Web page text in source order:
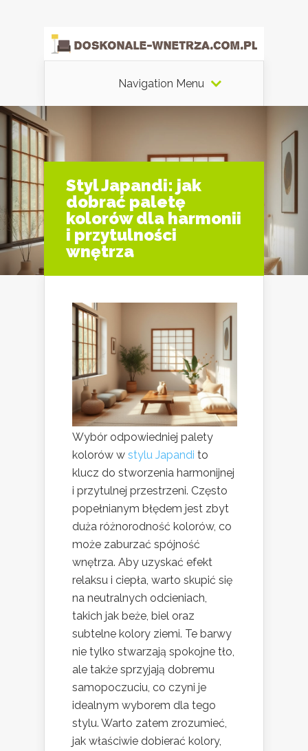
Navigation Menu
Styl Japandi: jak
dobrać paletę
kolorów dla harmonii
i przytulności
wnętrza
Wybór odpowiedniej palety
kolorów w stylu Japandi to
klucz do stworzenia harmonijnej
i przytulnej przestrzeni. Często
popełnianym błędem jest zbyt
duża różnorodność kolorów, co
może zaburzać spójność
wnętrza. Aby uzyskać efekt
relaksu i ciepła, warto skupić się
na neutralnych odcieniach,
takich jak beże, biel oraz
subtelne kolory ziemi. Te barwy
nie tylko stwarzają spokojne tło,
ale także sprzyjają dobremu
samopoczuciu, co czyni je
idealnym wyborem dla tego
stylu. Warto zatem zrozumieć,
jak właściwie dobierać kolory,